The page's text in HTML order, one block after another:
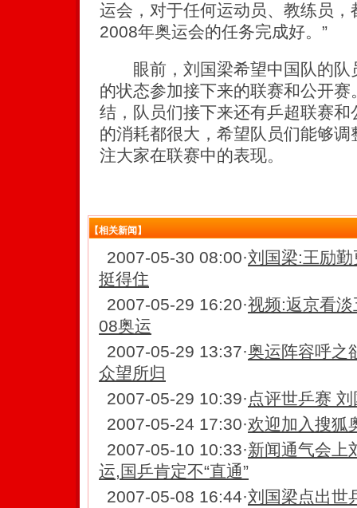
运会，对于任何运动员、教练员
2008年奥运会的任务完成好。”
眼前，刘国梁希望中国队的队
的状态参加接下来的联赛和公开赛
结，队员们接下来还有乒超联赛
的消耗都很大，希望队员们能够调
注大家在联赛中的表现。
【相关新闻】
2007-05-30 08:00·刘国梁:王励
挺得住
2007-05-29 16:20·视频:返京看
08奥运
2007-05-29 13:37·奥运阵容呼之
众望所归
2007-05-29 10:39· 点评世乒赛
2007-05-24 17:30·欢迎加入搜狐
2007-05-10 10:33·新闻通气会
运,国乒肯定不“直通”
2007-05-08 16:44·刘国梁点出世